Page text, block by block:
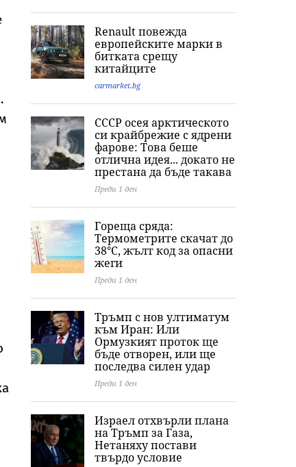
Renault повежда
европейските марки в
битката срещу
китайците
carmarket.bg
СССР осея арктическото
си крайбрежие с ядрени
фарове: Това беше
отлична идея... докато не
престана да бъде такава
Преди 1 ден
Гореща сряда:
Термометрите скачат до
38°C, жълт код за опасни
жеги
Преди 1 ден
Тръмп с нов ултиматум
към Иран: Или
Ормузкият проток ще
бъде отворен, или ще
последва силен удар
Преди 1 ден
Израел отхвърли плана
на Тръмп за Газа,
Нетаняху постави
твърдо условие